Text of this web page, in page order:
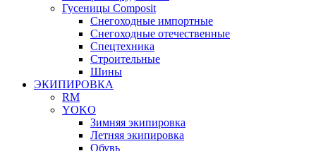
Гусеницы Composit
Снегоходные импортные
Снегоходные отечественные
Спецтехника
Строительные
Шины
ЭКИПИРОВКА
RM
YOKO
Зимняя экипировка
Летняя экипировка
Обувь